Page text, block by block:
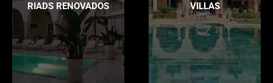
RIADS RENOVADOS VILLAS